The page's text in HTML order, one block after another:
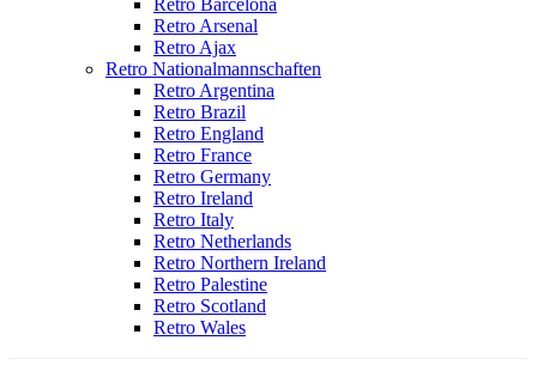
Retro Barcelona
Retro Arsenal
Retro Ajax
Retro Nationalmannschaften
Retro Argentina
Retro Brazil
Retro England
Retro France
Retro Germany
Retro Ireland
Retro Italy
Retro Netherlands
Retro Northern Ireland
Retro Palestine
Retro Scotland
Retro Wales